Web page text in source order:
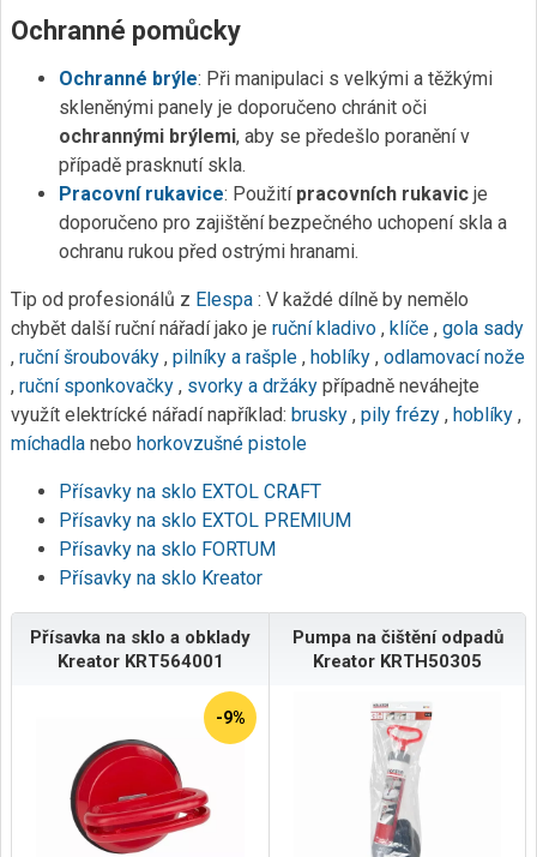
Ochranné pomůcky
Ochranné brýle: Při manipulaci s velkými a těžkými
skleněnými panely je doporučeno chránit oči
ochrannými brýlemi, aby se předešlo poranění v
případě prasknutí skla.
Pracovní rukavice: Použití pracovních rukavic je
doporučeno pro zajištění bezpečného uchopení skla a
ochranu rukou před ostrými hranami.
Tip od profesionálů z Elespa : V každé dílně by nemělo
chybět další ruční nářadí jako je ruční kladivo , klíče , gola sady
, ruční šroubováky , pilníky a rašple , hoblíky , odlamovací nože
, ruční sponkovačky , svorky a držáky případně neváhejte
využít elektrícké nářadí například: brusky , pily frézy , hoblíky ,
míchadla nebo horkovzušné pistole
Přísavky na sklo EXTOL CRAFT
Přísavky na sklo EXTOL PREMIUM
Přísavky na sklo FORTUM
Přísavky na sklo Kreator
Přísavka na sklo a obklady
Kreator KRT564001
-9%
Pumpa na čištění odpadů
Kreator KRTH50305